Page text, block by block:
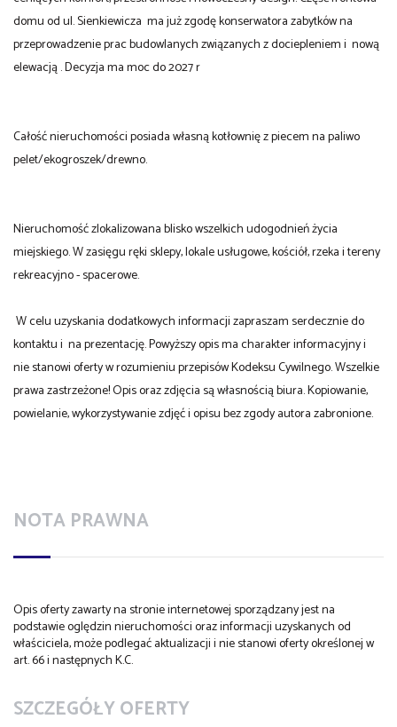
domu od ul. Sienkiewicza ma już zgodę konserwatora zabytków na
przeprowadzenie prac budowlanych związanych z dociepleniem i nową
elewacją . Decyzja ma moc do 2027 r
Całość nieruchomości posiada własną kotłownię z piecem na paliwo
pelet/ekogroszek/drewno.
Nieruchomość zlokalizowana blisko wszelkich udogodnień życia
miejskiego. W zasięgu ręki sklepy, lokale usługowe, kościół, rzeka i tereny
rekreacyjno - spacerowe.
W celu uzyskania dodatkowych informacji zapraszam serdecznie do
kontaktu i na prezentację. Powyższy opis ma charakter informacyjny i
nie stanowi oferty w rozumieniu przepisów Kodeksu Cywilnego. Wszelkie
prawa zastrzeżone! Opis oraz zdjęcia są własnością biura. Kopiowanie,
powielanie, wykorzystywanie zdjęć i opisu bez zgody autora zabronione.
NOTA PRAWNA
Opis oferty zawarty na stronie internetowej sporządzany jest na
podstawie oględzin nieruchomości oraz informacji uzyskanych od
właściciela, może podlegać aktualizacji i nie stanowi oferty określonej w
art. 66 i następnych K.C.
SZCZEGÓŁY OFERTY